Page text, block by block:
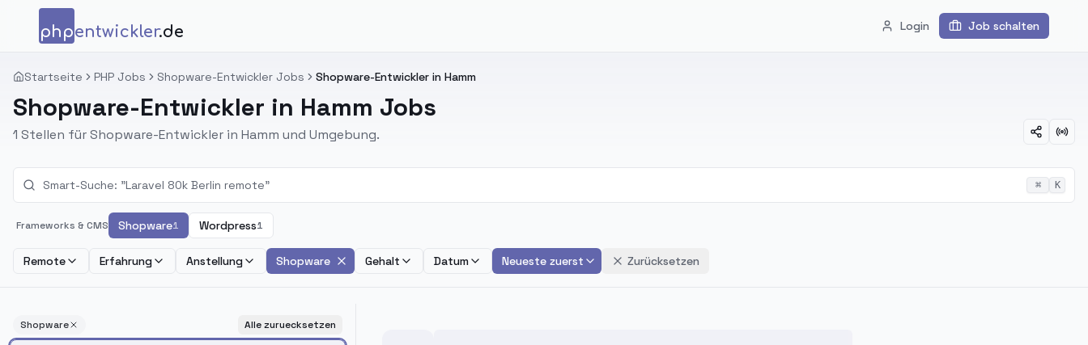
Zum Inhalt springen
phpentwickler.de Login Job schalten
Startseite PHP Jobs Shopware-Entwickler Jobs Shopware-Entwickler in Hamm
Shopware-Entwickler in Hamm Jobs
1 Stellen für Shopware-Entwickler in Hamm und Umgebung.
⌘ K
Frameworks & CMS Shopware1 Wordpress1
Remote Erfahrung Anstellung Shopware Gehalt Datum Neueste zuerst Zurücksetzen
Shopware Alle zuruecksetzen